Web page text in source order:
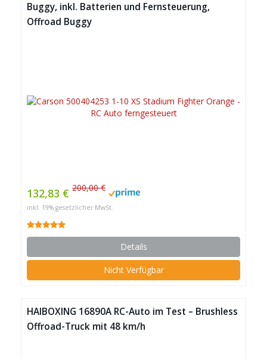
Buggy, inkl. Batterien und Fernsteuerung,
Offroad Buggy
132,83 € 200,00 €
inkl. 19% gesetzlicher MwSt.
Details
Nicht Verfügbar
HAIBOXING 16890A RC-Auto im Test – Brushless
Offroad-Truck mit 48 km/h